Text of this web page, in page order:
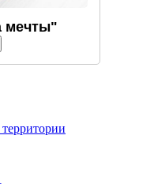
мечты"